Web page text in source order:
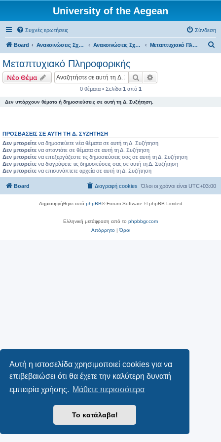
Αυτή η ιστοσελίδα χρησιμοποιεί cookies για να
επιβεβαιώσει ότι θα έχετε την καλύτερη δυνατή
εμπειρία χρήσης. Μάθετε περισσότερα
Το κατάλαβα!
University of the Aegean
Συχνές ερωτήσεις Σύνδεση
Board Ανακοινώσεις Σχολών, Τμημάτων, Συλλόγων & Υπηρεσιών Ανακοινώσεις Σχολών & Τμημάτων (Σάμος) Μεταπτυχιακό Πληροφορικής
η
Μεταπτυχιακό Πληροφορικής
Νέο Θέμα Αναζήτηση
0 θέματα • Σελίδα 1 από 1
Δεν υπάρχουν θέματα ή δημοσιεύσεις σε αυτή τη Δ. Συζήτηση.
ΠΡΟΣΒΆΣΕΙΣ ΣΕ ΑΥΤΉ ΤΗ Δ. ΣΥΖΉΤΗΣΗ
Δεν μπορείτε να δημοσιεύετε νέα θέματα σε αυτή τη Δ. Συζήτηση
Δεν μπορείτε να απαντάτε σε θέματα σε αυτή τη Δ. Συζήτηση
Δεν μπορείτε να επεξεργάζεστε τις δημοσιεύσεις σας σε αυτή τη Δ. Συζήτηση
Δεν μπορείτε να διαγράφετε τις δημοσιεύσεις σας σε αυτή τη Δ. Συζήτηση
Δεν μπορείτε να επισυνάπτετε αρχεία σε αυτή τη Δ. Συζήτηση
Board Όλοι οι χρόνοι είναι UTC+03:00
Διαγραφή cookies
Δημιουργήθηκε από phpBB® Forum Software © phpBB Limited
Ελληνική μετάφραση από το phpbbgr.com
Απόρρητο|Όροι